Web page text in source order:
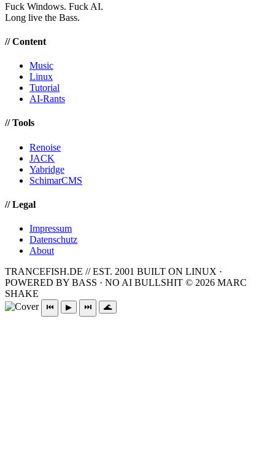
Fuck Windows. Fuck AI.
Long live the Bass.
// Content
Music
Linux
Tutorial
AI-Rants
// Tools
Renoise
JACK
Yabridge
SchimarCMS
// Legal
Impressum
Datenschutz
About
TRANCEFISH.DE // EST. 2001 BUILT ON LINUX ·
POWERED BY BASS · NO AI BULLSHIT © 2026 MARC
SHAKE
⏮ ▶ ⏭ 🌊